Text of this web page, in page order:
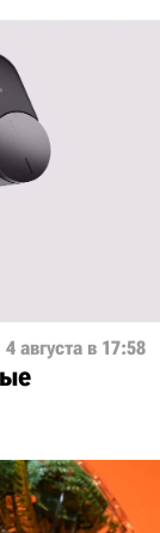
4 августа в 17:58